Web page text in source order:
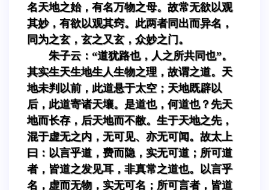
名天地之始，有名万物之母。故常无欲以观
其妙，有欲以观其窍。此两者同出而异名，
同为之玄，玄之又玄，众妙之门。
朱子云：“道犹路也，人之所共同也”。
其实生天生地生人生物之理，故谓之道。天
地未判以前，此道悬于太空；天地既辟以
后，此道寄诸天壤。是道也，何道也？先天
地而长存，后天地而不敝。生于天地之先，
混于虚无之内，无可见、亦无可闻。故太上
曰：以言乎道，费而隐，实无可道；所可道
者，皆道之发见耳，非真常之道也。以言乎
名，虚而无物，实无可名；所可言者，皆道